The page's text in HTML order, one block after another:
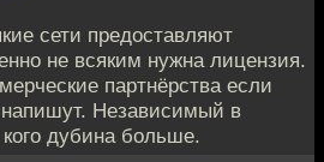
сети предоставляют
не всяким нужна лицензия.
партнёрства если
напишут. Независимый в
кого дубина больше.